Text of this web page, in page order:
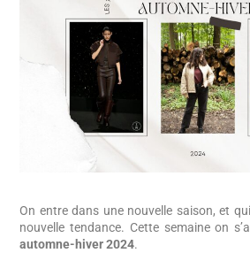
On entre dans une nouvelle saison, et
nouvelle tendance. Cette semaine on
automne-hiver 2024.